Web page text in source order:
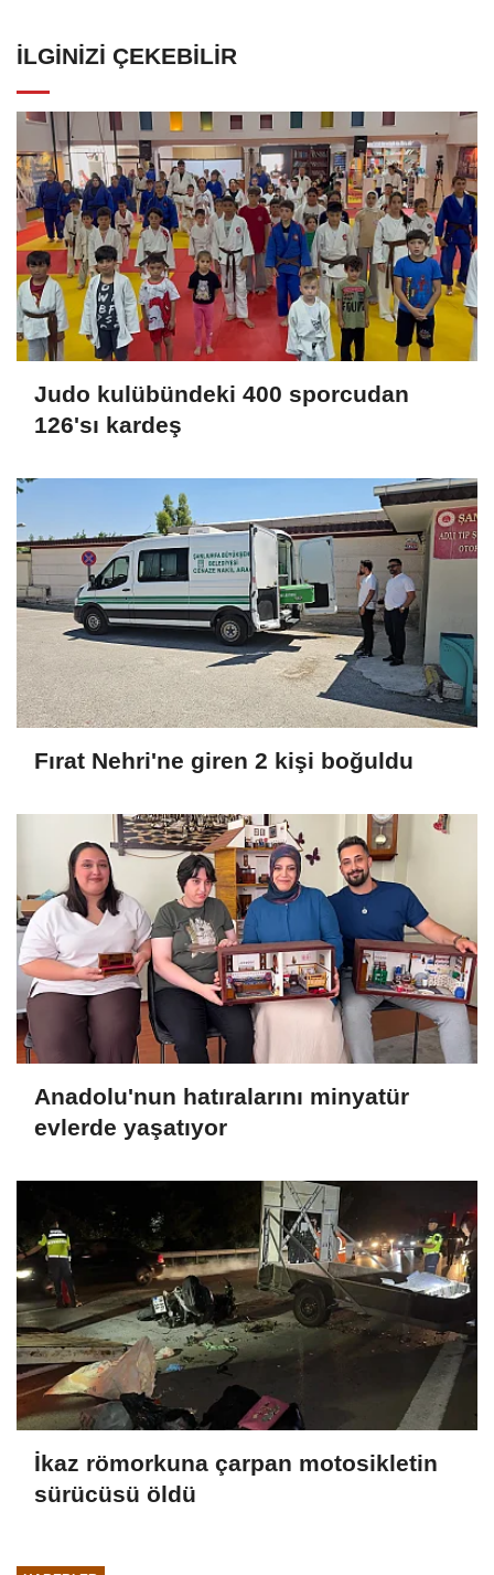
İLGINIZI ÇEKEBILIR
Judo kulübündeki 400 sporcudan
126'sı kardeş
Fırat Nehri'ne giren 2 kişi boğuldu
Anadolu'nun hatıralarını minyatür
evlerde yaşatıyor
İkaz römorkuna çarpan motosikletin
sürücüsü öldü